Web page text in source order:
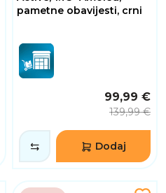
pametne obavijesti, crni
99,99 €
139,99 €
Dodaj